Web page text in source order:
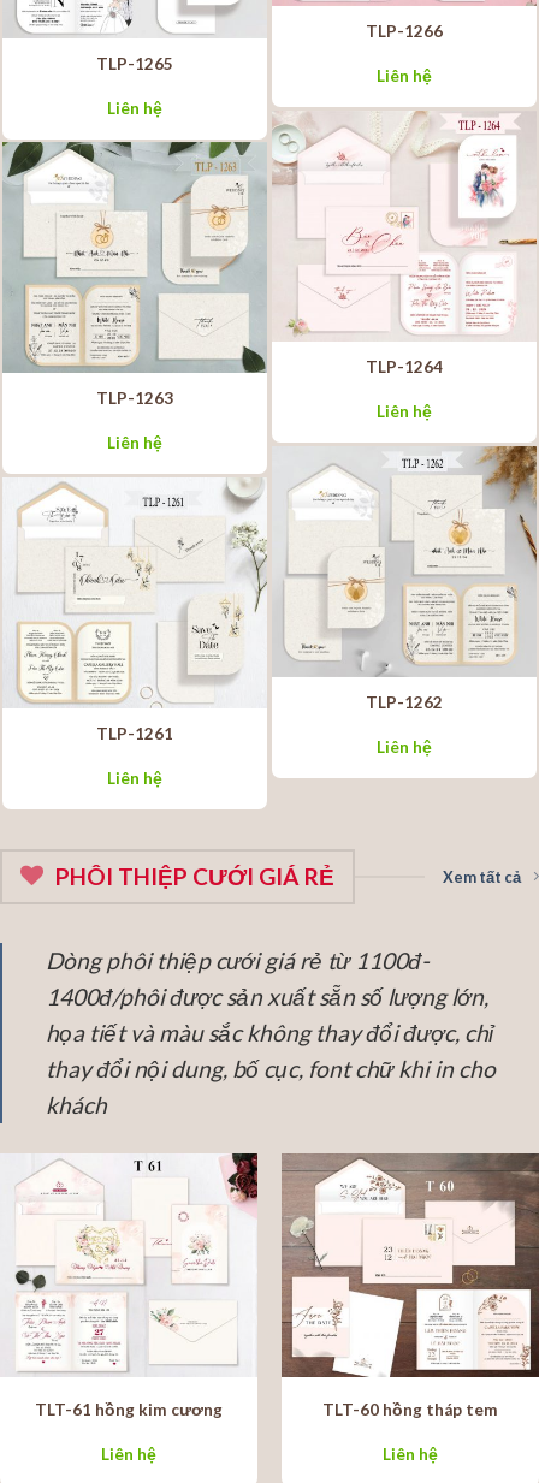
TLP-1266
Liên hệ
TLP-1265
Liên hệ
TLP-1264
Liên hệ
TLP-1263
Liên hệ
TLP-1262
Liên hệ
TLP-1261
Liên hệ
PHÔI THIỆP CƯỚI GIÁ RẺ Xem tất cả
Dòng phôi thiệp cưới giá rẻ từ 1100đ-
1400đ/phôi được sản xuất sẵn số lượng lớn,
họa tiết và màu sắc không thay đổi được, chỉ
thay đổi nội dung, bố cục, font chữ khi in cho
khách
TLT-61 hồng kim cương
Liên hệ
TLT-60 hồng tháp tem
Liên hệ